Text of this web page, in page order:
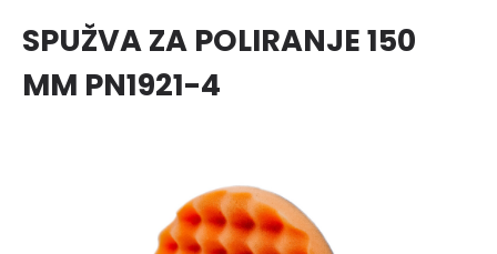
SPUŽVA ZA POLIRANJE 150
MM PN1921-4